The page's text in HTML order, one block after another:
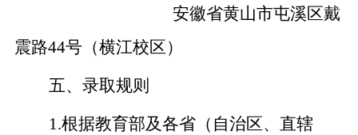
安徽省黄山市屯溪区戴
震路44号（横江校区）
五、录取规则
1.根据教育部及各省（自治区、直辖